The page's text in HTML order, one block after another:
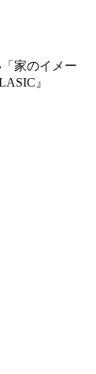
家のイメー
』